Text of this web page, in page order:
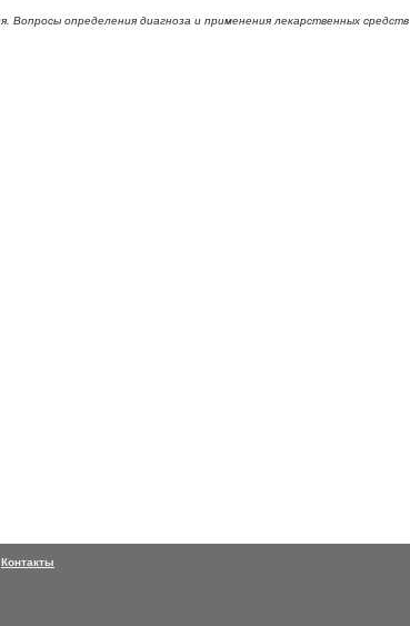
определения диагноза и применения лекарственных средств
Контакты